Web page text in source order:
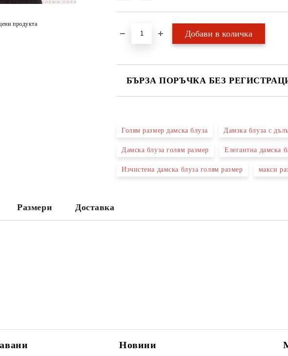
БЪРЗА ПОРЪЧКА БЕЗ
Ние ще се свържем с вас в рамките на работния ден.
Голям размер дамска блуза Дамзка блуза с
Дамска блуза голям размер Елегантна дамска
Изчистена дамска блуза голям размер макси
продукта
Размери Доставка
Новини